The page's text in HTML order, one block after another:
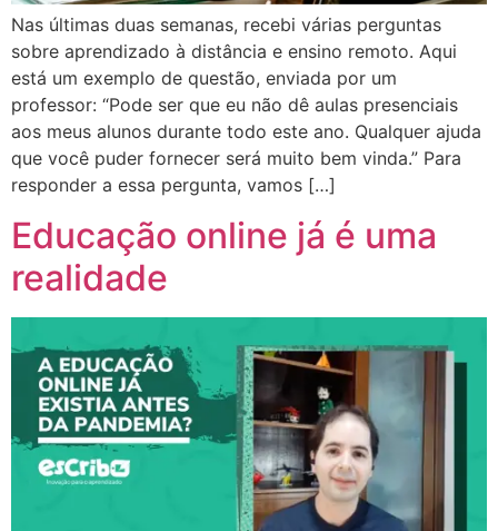
Nas últimas duas semanas, recebi várias perguntas
sobre aprendizado à distância e ensino remoto. Aqui
está um exemplo de questão, enviada por um
professor: “Pode ser que eu não dê aulas presenciais
aos meus alunos durante todo este ano. Qualquer ajuda
que você puder fornecer será muito bem vinda.” Para
responder a essa pergunta, vamos […]
Educação online já é uma
realidade